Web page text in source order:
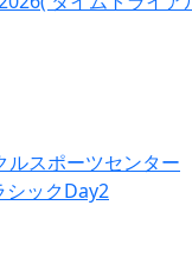
ルスポーツセンター
シックDay2